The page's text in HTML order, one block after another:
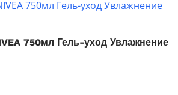
750мл Гель-уход Увлажнение